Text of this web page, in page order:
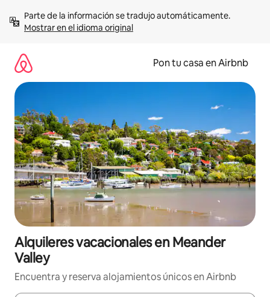
contenidoMostrar en el idioma original
Pon tu casa en Airbnb
Alquileres vacacionales en Meander
Valley
Encuentra y reserva alojamientos únicos en Airbnb